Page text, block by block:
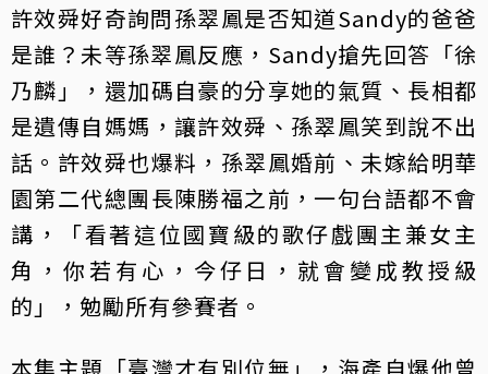
許效舜好奇詢問孫翠鳳是否知道Sandy的爸爸
是誰？未等孫翠鳳反應，Sandy搶先回答「徐
乃麟」，還加碼自豪的分享她的氣質、長相都
是遺傳自媽媽，讓許效舜、孫翠鳳笑到說不出
話。許效舜也爆料，孫翠鳳婚前、未嫁給明華
園第二代總團長陳勝福之前，一句台語都不會
講，「看著這位國寶級的歌仔戲團主兼女主
角，你若有心，今仔日，就會變成教授級
的」，勉勵所有參賽者。
本集主題「臺灣才有別位無」，海產自爆他曾